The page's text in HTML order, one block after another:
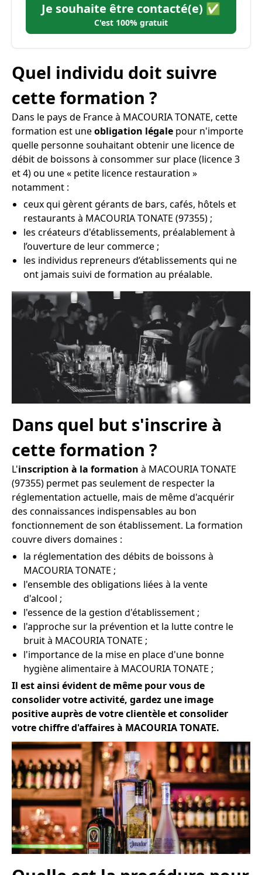
Je souhaite être contacté(e) ✅
C'est 100% gratuit
Quel individu doit suivre
cette formation ?
Dans le pays de France à MACOURIA TONATE, cette
formation est uneobligation légale pour n'importe
quelle personne souhaitant obtenir une licence de
débit de boissons à consommer sur place (licence 3
et 4) ou une « petite licence restauration »
notamment :
ceux qui gèrent gérants de bars, cafés, hôtels et
restaurants à MACOURIA TONATE (97355) ;
les créateurs d'établissements, préalablement à
l’ouverture de leur commerce ;
les individus repreneurs d’établissements qui ne
ont jamais suivi de formation au préalable.
Dans quel but s'inscrire à
cette formation ?
L'inscription à la formation à MACOURIA TONATE
(97355) permet pas seulement de respecter la
réglementation actuelle, mais de même d'acquérir
des connaissances indispensables au bon
fonctionnement de son établissement. La formation
couvre divers domaines :
la réglementation des débits de boissons à
MACOURIA TONATE ;
l'ensemble des obligations liées à la vente
d'alcool ;
l'essence de la gestion d'établissement ;
l'approche sur la prévention et la lutte contre le
bruit à MACOURIA TONATE ;
l'importance de la mise en place d'une bonne
hygiène alimentaire à MACOURIA TONATE ;
Il est ainsi évident de même pour vous de
consolider votre activité, gardez une image
positive auprès de votre clientèle et consolider
votre chiffre d'affaires à MACOURIA TONATE.